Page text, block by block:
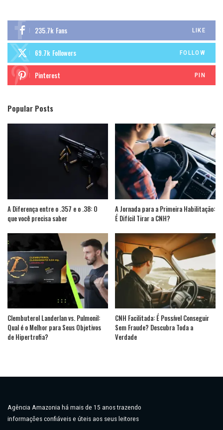
235.7k Fans LIKE
69.7k Followers FOLLOW
Pinterest PIN
Popular Posts
A Diferença entre o .357 e o .38: O
que você precisa saber
A Jornada para a Primeira Habilitação:
É Difícil Tirar a CNH?
Clembuterol Landerlan vs. Pulmonil:
Qual é o Melhor para Seus Objetivos
de Hipertrofia?
CNH Facilitada: É Possível Conseguir
Sem Fraude? Descubra Toda a
Verdade
Agência Amazonia há mais de 15 anos trazendo
informações confiáveis e úteis aos seus leitores